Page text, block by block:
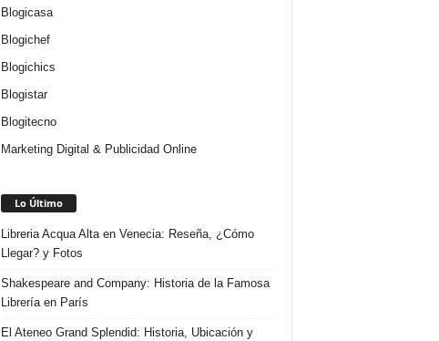
Blogicasa
Blogichef
Blogichics
Blogistar
Blogitecno
Marketing Digital & Publicidad Online
Lo Último
Libreria Acqua Alta en Venecia: Reseña, ¿Cómo
Llegar? y Fotos
Shakespeare and Company: Historia de la Famosa
Librería en París
El Ateneo Grand Splendid: Historia, Ubicación y